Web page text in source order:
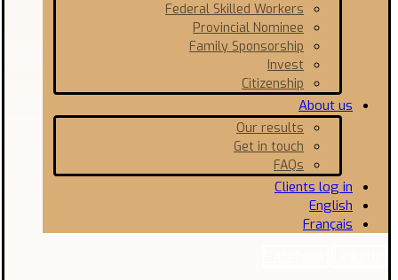
Federal Skilled Workers
Provincial Nominee
Family Sponsorship
Invest
Citizenship
About us
Our results
Get in touch
FAQs
Clients log in
English
Français